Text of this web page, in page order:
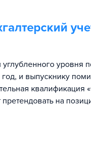
уровня
год, и выпускнику
квалификация
на